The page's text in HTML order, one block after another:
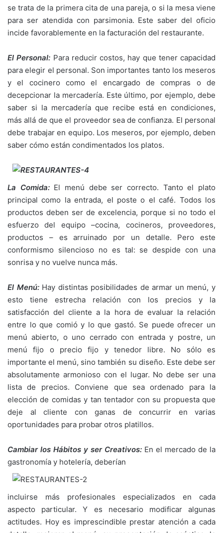
se trata de la primera cita de una pareja, o si la mesa viene
para ser atendida con parsimonia. Este saber del oficio
incide favorablemente en la facturación del restaurante.
El Personal: Para reducir costos, hay que tener capacidad
para elegir el personal. Son importantes tanto los meseros
y el cocinero como el encargado de compras o de
decepcionar la mercadería. Este último, por ejemplo, debe
saber si la mercadería que recibe está en condiciones,
más allá de que el proveedor sea de confianza. El personal
debe trabajar en equipo. Los meseros, por ejemplo, deben
saber cómo están condimentados los platos.
La Comida: El menú debe ser correcto. Tanto el plato
principal como la entrada, el poste o el café. Todos los
productos deben ser de excelencia, porque si no todo el
esfuerzo del equipo –cocina, cocineros, proveedores,
productos – es arruinado por un detalle. Pero este
conformismo silencioso no es tal: se despide con una
sonrisa y no vuelve nunca más.
El Menú: Hay distintas posibilidades de armar un menú, y
esto tiene estrecha relación con los precios y la
satisfacción del cliente a la hora de evaluar la relación
entre lo que comió y lo que gastó. Se puede ofrecer un
menú abierto, o uno cerrado con entrada y postre, un
menú fijo o precio fijo y tenedor libre. No sólo es
importante el menú, sino también su diseño. Este debe ser
absolutamente armonioso con el lugar. No debe ser una
lista de precios. Conviene que sea ordenado para la
elección de comidas y tan tentador con su propuesta que
deje al cliente con ganas de concurrir en varias
oportunidades para probar otros platillos.
Cambiar los Hábitos y ser Creativos: En el mercado de la
gastronomía y hotelería, deberían
incluirse más profesionales especializados en cada
aspecto particular. Y es necesario modificar algunas
actitudes. Hoy es imprescindible prestar atención a cada